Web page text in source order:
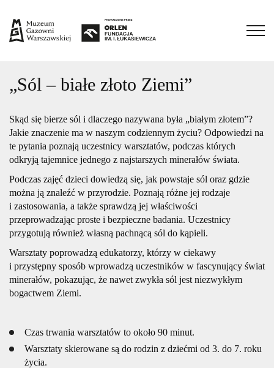
„Sól – białe złoto Ziemi”
Skąd się bierze sól i dlaczego nazywana była „białym złotem”?
Jakie znaczenie ma w naszym codziennym życiu? Odpowiedzi na
te pytania poznają uczestnicy warsztatów, podczas których
odkryją tajemnice jednego z najstarszych minerałów świata.
Podczas zajęć dzieci dowiedzą się, jak powstaje sól oraz gdzie
można ją znaleźć w przyrodzie. Poznają różne jej rodzaje
i zastosowania, a także sprawdzą jej właściwości
przeprowadzając proste i bezpieczne badania. Uczestnicy
przygotują również własną pachnącą sól do kąpieli.
Warsztaty poprowadzą edukatorzy, którzy w ciekawy
i przystępny sposób wprowadzą uczestników w fascynujący świat
minerałów, pokazując, że nawet zwykła sól jest niezwykłym
bogactwem Ziemi.
Czas trwania warsztatów to około 90 minut.
Warsztaty skierowane są do rodzin z dziećmi od 3. do 7. roku
życia.